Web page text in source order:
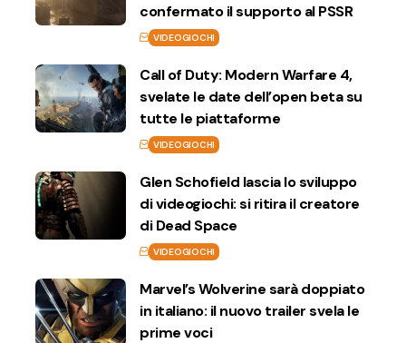
confermato il supporto al PSSR
VIDEOGIOCHI
Call of Duty: Modern Warfare 4,
svelate le date dell’open beta su
tutte le piattaforme
VIDEOGIOCHI
Glen Schofield lascia lo sviluppo
di videogiochi: si ritira il creatore
di Dead Space
VIDEOGIOCHI
Marvel’s Wolverine sarà doppiato
in italiano: il nuovo trailer svela le
prime voci